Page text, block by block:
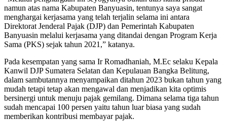
namun atas nama Kabupaten Banyuasin, tentunya saya sangat
menghargai kerjasama yang telah terjalin selama ini antara
Direktorat Jenderal Pajak (DJP) dan Pemerintah Kabupaten
Banyuasin melalui kerjasama yang ditandai dengan Program Kerja
Sama (PKS) sejak tahun 2021,” katanya.
Pada kesempatan yang sama Ir Romadhaniah, M.Ec selaku Kepala
Kanwil DJP Sumatera Selatan dan Kepulauan Bangka Belitung,
dalam sambutannya menyampaikan ditahun 2023 bukan tahun yang
mudah tetapi tetap akan mengawal dan menjadikan kita optimis
bersinergi untuk menuju pajak gemilang. Dimana selama tiga tahun
sudah mencapai 100 persen yaitu tahun luar biasa yang sudah
memberikan kontribusi membayar pajak.